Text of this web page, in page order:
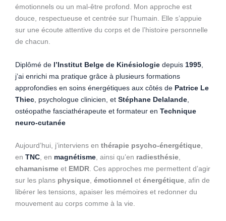
émotionnels ou un mal-être profond. Mon approche est
douce, respectueuse et centrée sur l’humain. Elle s’appuie
sur une écoute attentive du corps et de l’histoire personnelle
de chacun.
Diplômé de l’Institut Belge de Kinésiologie depuis 1995
j’ai enrichi ma pratique grâce à plusieurs formations
approfondies en soins énergétiques aux côtés de Patrice Le
Thiec , psychologue clinicien, et Stéphane Delalande
ostéopathe fasciathérapeute et formateur en Technique
neuro-cutanée
Aujourd’hui, j’interviens en thérapie psycho-énergétique
en TNC , en magnétisme , ainsi qu’en radiesthésie
chamanisme et EMDR . Ces approches me permettent d’agir
sur les plans physique émotionnel et énergétique , afin de
libérer les tensions, apaiser les mémoires et redonner du
mouvement au corps comme à la vie.